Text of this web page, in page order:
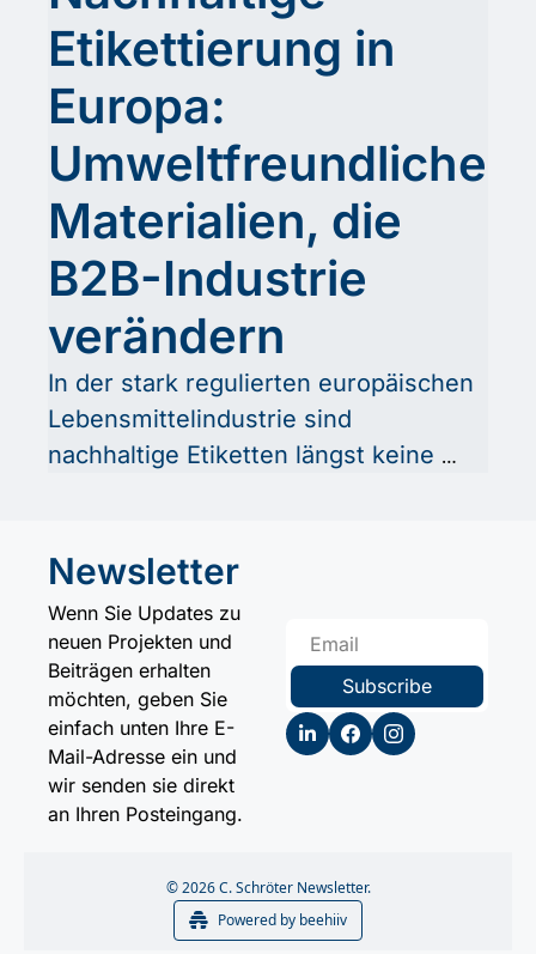
übersehen, sind dabei ein
entscheidender Bestandteil
dieser Verpackungen.
Etikettierung in
Europa:
Umweltfreundliche
Materialien, die
B2B-Industrie
verändern
In der stark regulierten europäischen
Lebensmittelindustrie sind
nachhaltige Etiketten längst keine
Materialien und innovative Lösungen
prägen heute Produktion,
Beschaffung und Compliance – und
Unternehmen wie C. Schröter
gestalten diesen Wandel aktiv mit.
Newsletter
Wenn Sie Updates zu
neuen Projekten und
Beiträgen erhalten
möchten, geben Sie
einfach unten Ihre E-
Mail-Adresse ein und
wir senden sie direkt
an Ihren Posteingang.
Subscribe
© 2026 C. Schröter Newsletter.
Powered by beehiiv